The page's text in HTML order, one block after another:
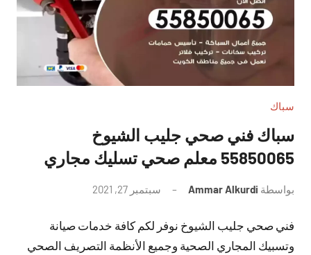
سباك
سباك فني صحي جليب الشيوخ
55850065 معلم صحي تسليك مجاري
بواسطة Ammar Alkurdi سبتمبر 27, 2021
تعليقات
فني صحي جليب الشيوخ نوفر لكم كافة خدمات صيانة
وتسبيك المجاري الصحية وجميع الأنظمة التصريف الصحي